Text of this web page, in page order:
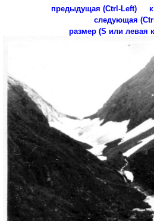
предыдущая (Ctrl-Left)
следующая
размер (S или левая